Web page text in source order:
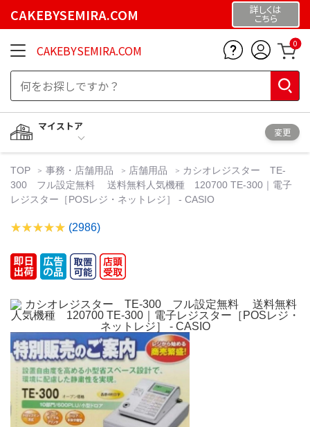
CAKEBYSEMIRA.COM 詳しくは
こちら
CAKEBYSEMIRA.COM 0
マイストア
変更
TOP 事務・店舗用品 店舗用品
カシオレジスター TE-
300 フル設定無料 送料無料人気機種 120700 TE-300｜電子
レジスター［POSレジ・ネットレジ］ - CASIO
(2986)